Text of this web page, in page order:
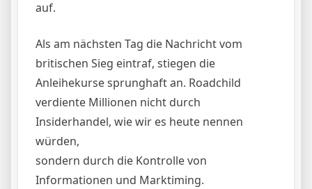
auf.
Als am nächsten Tag die Nachricht vom
britischen Sieg eintraf, stiegen die
Anleihekurse sprunghaft an. Roadchild
verdiente Millionen nicht durch
Insiderhandel, wie wir es heute nennen
würden,
sondern durch die Kontrolle von
Informationen und Marktiming.